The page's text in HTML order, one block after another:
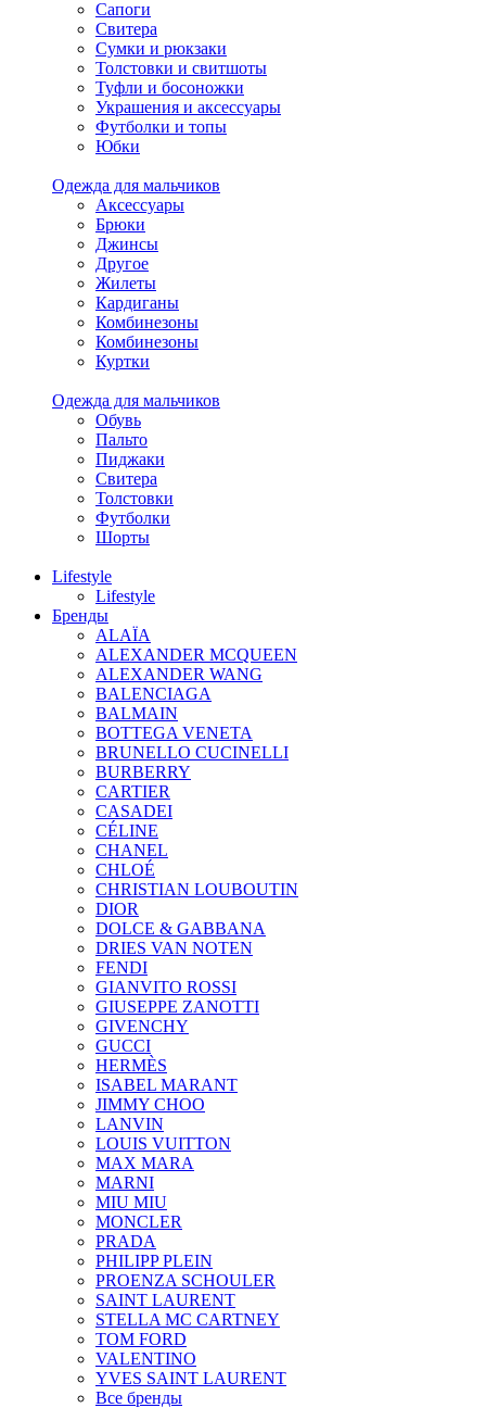
Сапоги
Свитера
Сумки и рюкзаки
Толстовки и свитшоты
Туфли и босоножки
Украшения и аксессуары
Футболки и топы
Юбки
Одежда для мальчиков
Аксессуары
Брюки
Джинсы
Другое
Жилеты
Кардиганы
Комбинезоны
Комбинезоны
Куртки
Одежда для мальчиков
Обувь
Пальто
Пиджаки
Свитера
Толстовки
Футболки
Шорты
Lifestyle
Lifestyle
Бренды
ALAÏA
ALEXANDER MCQUEEN
ALEXANDER WANG
BALENCIAGA
BALMAIN
BOTTEGA VENETA
BRUNELLO CUCINELLI
BURBERRY
CARTIER
CASADEI
CÉLINE
CHANEL
CHLOÉ
CHRISTIAN LOUBOUTIN
DIOR
DOLCE & GABBANA
DRIES VAN NOTEN
FENDI
GIANVITO ROSSI
GIUSEPPE ZANOTTI
GIVENCHY
GUCCI
HERMÈS
ISABEL MARANT
JIMMY CHOO
LANVIN
LOUIS VUITTON
MAX MARA
MARNI
MIU MIU
MONCLER
PRADA
PHILIPP PLEIN
PROENZA SCHOULER
SAINT LAURENT
STELLA MC CARTNEY
TOM FORD
VALENTINO
YVES SAINT LAURENT
Все бренды